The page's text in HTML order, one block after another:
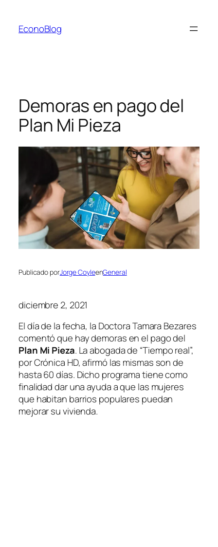
contenido
EconoBlog
Demoras en pago del
Plan Mi Pieza
Publicado porJorge CoyleenGeneral
diciembre 2, 2021
El día de la fecha, la Doctora Tamara Bezares
comentó que hay demoras en el pago del
Plan Mi Pieza. La abogada de “Tiempo real”,
por Crónica HD, afirmó las mismas son de
hasta 60 días. Dicho programa tiene como
finalidad dar una ayuda a que las mujeres
que habitan barrios populares puedan
mejorar su vivienda.